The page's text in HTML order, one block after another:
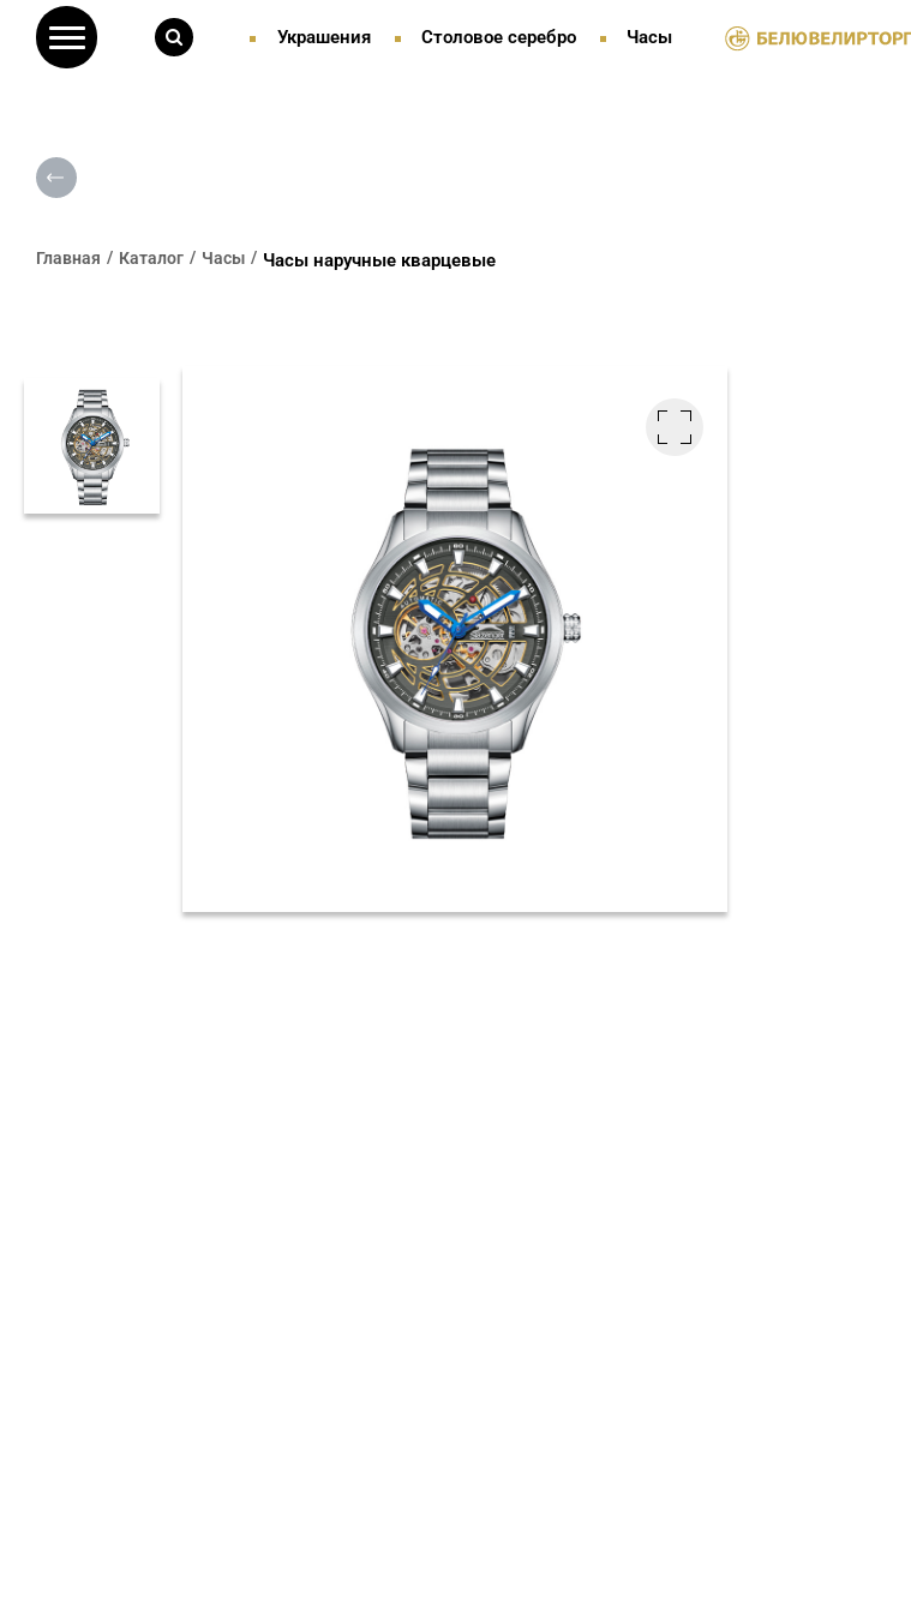
Украшения Столовое серебро Часы
Главная Каталог Часы Часы наручные кварцевые